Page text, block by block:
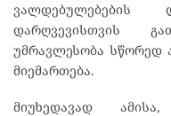
დარღვევისთვის
უმრავლესობა სწორედ
მიემართება.
მიუხედავად